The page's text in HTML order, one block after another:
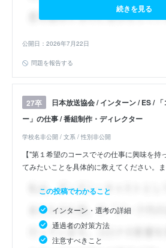
続きを見る
公開日：2026年7月22日
問題を報告する
27卒
日本放送協会 / インターン / ES /
ー」の仕事 / 番組制作・ディレクター
学校名非公開 / 文系 / 性別非公開
【"第１希望のコースでその仕事に興味を
てみたいことを具体的に教えてください。
この投稿でわかること
インターン・選考の詳細
通過者の対策方法
注意すべきこと